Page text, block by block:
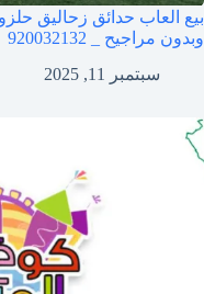
بيع العاب حدائق زحاليق
وبدون مراجيح _ 920032132
سبتمبر 11, 2025